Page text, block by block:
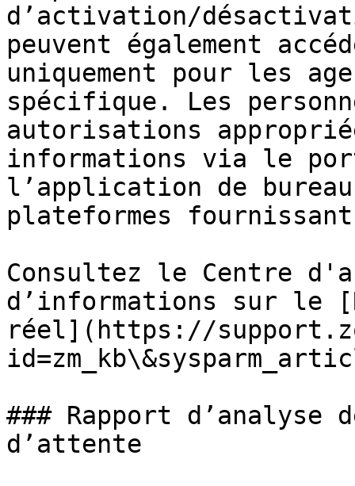
d’activation/
peuvent également
uniquement pour les
spécifique. Les
autorisations
informations via le
l’application de bureau
plateformes
Consultez le Centre
d’informations sur le
réel](https://
### Rapport d’analyse
d’attente